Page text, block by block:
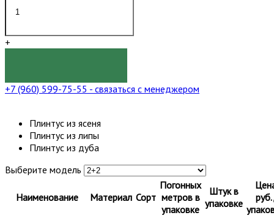
+
+7 (960) 599-75-55 - связаться с менеджером
Плинтус из ясеня
Плинтус из липы
Плинтус из дуба
Выберите модель
Наименование Материал Сорт
Погонных
метров в
упаковке
Штук в
упаковке